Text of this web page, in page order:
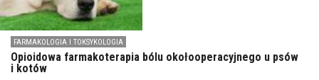
FARMAKOLOGIA I TOKSYKOLOGIA
Opioidowa farmakoterapia bólu okołooperacyjnego u psów
i kotów